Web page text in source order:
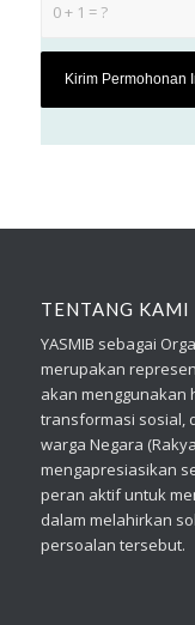
0 + 1 = ?
TENTANG KAMI
YASMIB sebagai
merupakan
akan menggunakan
transformasi sosial,
warga Negara
mengapresiasikan
peran aktif untuk
dalam melahirkan
persoalan tersebut.